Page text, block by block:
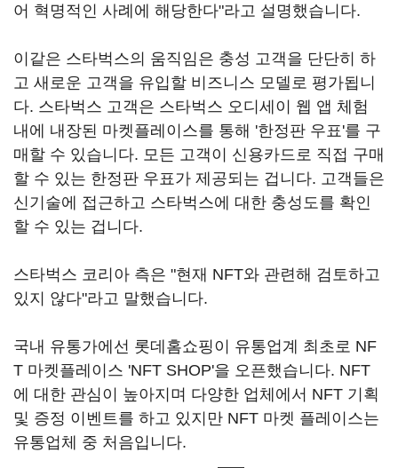
어 혁명적인 사례에 해당한다"라고 설명했습니다.
이같은 스타벅스의 움직임은 충성 고객을 단단히 하
고 새로운 고객을 유입할 비즈니스 모델로 평가됩니
다. 스타벅스 고객은 스타벅스 오디세이 웹 앱 체험
내에 내장된 마켓플레이스를 통해 '한정판 우표'를 구
매할 수 있습니다. 모든 고객이 신용카드로 직접 구매
할 수 있는 한정판 우표가 제공되는 겁니다. 고객들은
신기술에 접근하고 스타벅스에 대한 충성도를 확인
할 수 있는 겁니다.
스타벅스 코리아 측은 "현재 NFT와 관련해 검토하고
있지 않다"라고 말했습니다.
국내 유통가에선 롯데홈쇼핑이 유통업계 최초로 NF
T 마켓플레이스 'NFT SHOP'을 오픈했습니다. NFT
에 대한 관심이 높아지며 다양한 업체에서 NFT 기획
및 증정 이벤트를 하고 있지만 NFT 마켓 플레이스는
유통업체 중 처음입니다.